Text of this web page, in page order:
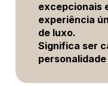
excepcionais
experiência
de luxo.
Significa ser